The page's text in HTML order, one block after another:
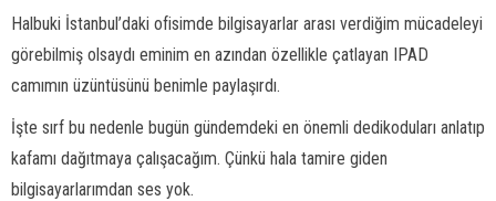
Halbuki İstanbul’daki ofisimde bilgisayarlar arası verdiğim mücadeleyi
görebilmiş olsaydı eminim en azından özellikle çatlayan IPAD
camımın üzüntüsünü benimle paylaşırdı.
İşte sırf bu nedenle bugün gündemdeki en önemli dedikoduları anlatıp
kafamı dağıtmaya çalışacağım. Çünkü hala tamire giden
bilgisayarlarımdan ses yok.